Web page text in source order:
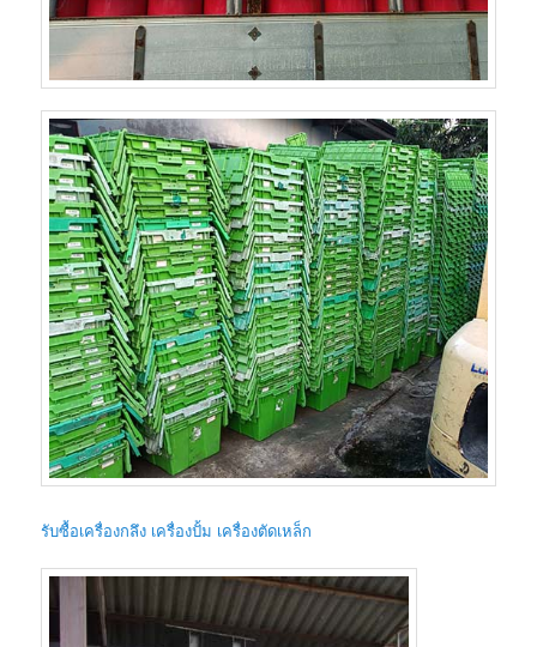
รับซื้อเครื่องกลึง เครื่องปั้ม เครื่องตัดเหล็ก